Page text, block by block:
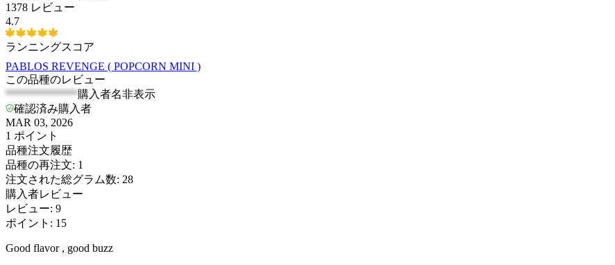
1378 レビュー
4.7
ランニングスコア
PABLOS REVENGE ( POPCORN MINI )
この品種のレビュー
*************購入者名非表示
確認済み購入者
MAR 03, 2026
1 ポイント
品種注文履歴
品種の再注文: 1
注文された総グラム数: 28
購入者レビュー
レビュー: 9
ポイント : 15
Good flavor , good buzz